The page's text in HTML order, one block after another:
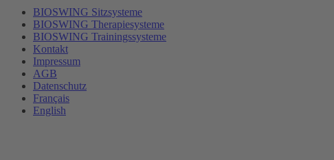
BIOSWING Sitzsysteme
BIOSWING Therapiesysteme
BIOSWING Trainingssysteme
Kontakt
Impressum
AGB
Datenschutz
Français
English